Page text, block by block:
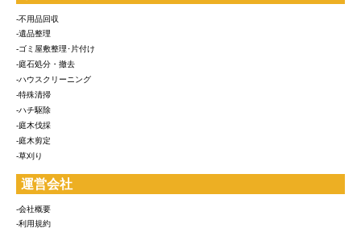
-不用品回収
-遺品整理
-ゴミ屋敷整理･片付け
-庭石処分・撤去
-ハウスクリーニング
-特殊清掃
-ハチ駆除
-庭木伐採
-庭木剪定
-草刈り
運営会社
-会社概要
-利用規約